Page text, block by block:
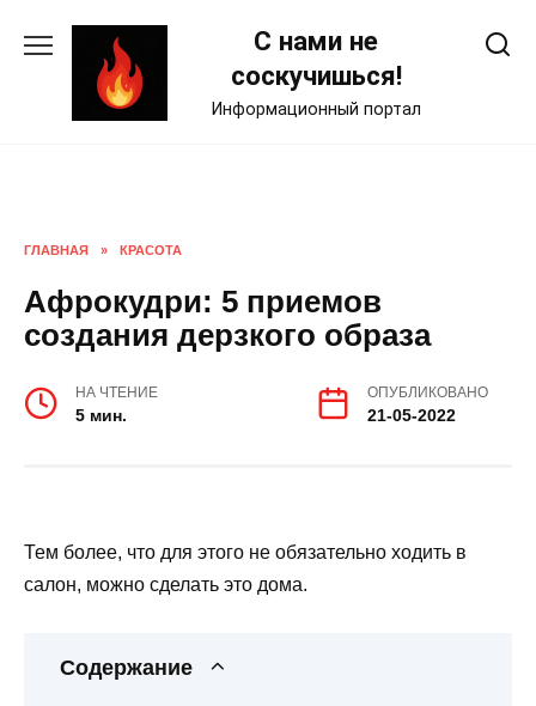
С нами не
соскучишься!
Информационный портал
ГЛАВНАЯ » КРАСОТА
Афрокудри: 5 приемов
создания дерзкого образа
НА ЧТЕНИЕ
5 мин.
ОПУБЛИКОВАНО
21-05-2022
Тем более, что для этого не обязательно ходить в
салон, можно сделать это дома.
Содержание